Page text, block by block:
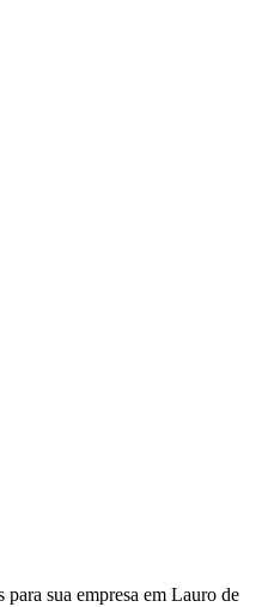
para sua empresa em Lauro de